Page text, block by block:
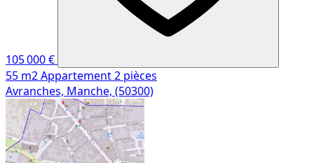
105 000 €
55 m2Appartement2 pièces
Avranches, Manche, (50300)